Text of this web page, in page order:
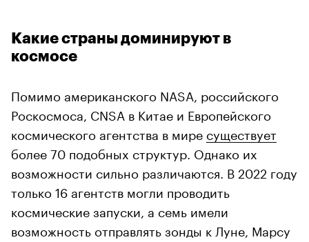
Какие страны доминируют в
космосе
Помимо американского NASA, российского
Роскосмоса, CNSA в Китае и Европейского
космического агентства в мире существует
более 70 подобных структур. Однако их
возможности сильно различаются. В 2022 году
только 16 агентств могли проводить
космические запуски, а семь имели
возможность отправлять зонды к Луне, Марсу